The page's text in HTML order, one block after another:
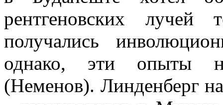
рентгеновских
получались
однако, эти опыты
(Неменов). Линденберг